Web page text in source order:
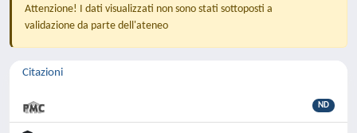
Attenzione! I dati visualizzati non sono stati sottoposti a
validazione da parte dell'ateneo
Citazioni
ND